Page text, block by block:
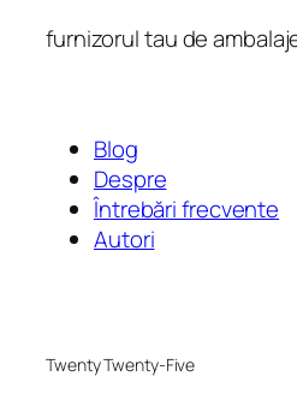
furnizorul tau de
Blog
Despre
Întrebări frecvente
Autori
Twenty Twenty-Five